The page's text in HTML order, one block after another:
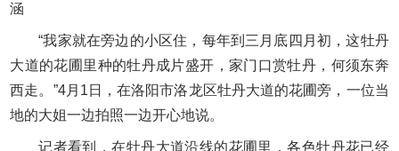
涵
“我家就在旁边的小区住，每年到三月底四月初，这牡丹
大道的花圃里种的牡丹成片盛开，家门口赏牡丹，何须东奔
西走。”4月1日，在洛阳市洛龙区牡丹大道的花圃旁，一位当
地的大姐一边拍照一边开心地说。
记者看到，在牡丹大道沿线的花圃里，各色牡丹花已经